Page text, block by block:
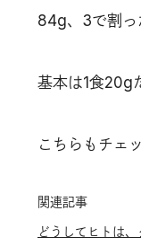
84g、3で割っ
基本は1食20g
こちらもチェ
関連記事
どうしてヒトは